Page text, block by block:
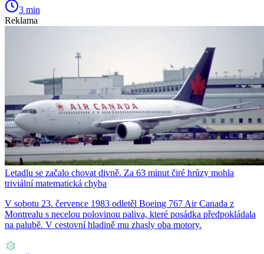
3 min
Reklama
Letadlu se začalo chovat divně. Za 63 minut čiré hrůzy mohla
triviální matematická chyba
V sobotu 23. července 1983 odletěl Boeing 767 Air Canada z
Montrealu s necelou polovinou paliva, které posádka předpokládala
na palubě. V cestovní hladině mu zhasly oba motory.